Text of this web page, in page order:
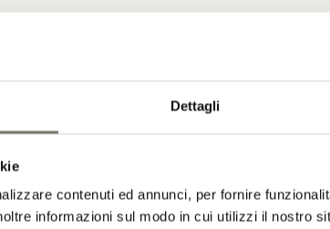
Dettagli
contenuti ed annunci, per fornire
informazioni sul modo in cui utilizzi il nostro